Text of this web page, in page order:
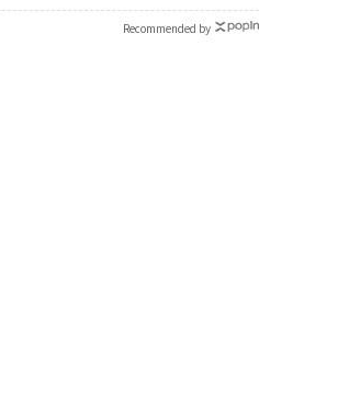
Recommended by